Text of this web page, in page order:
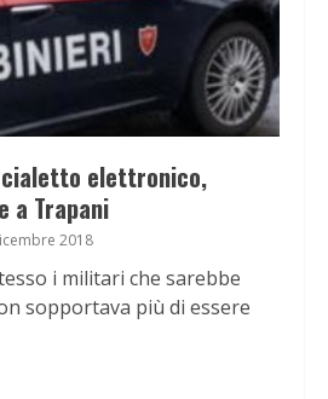
elettronico,
a Trapani
2018
i militari che sarebbe
sopportava più di essere